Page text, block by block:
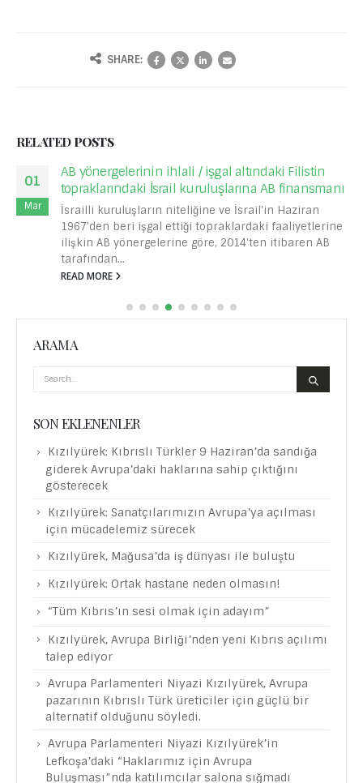
SHARE:
RELATEDPOSTS
03
Haz
George Floyd’un öldürülmesi ve polis memurları
tarafından yapılan ırkçılığa karşı önlemler.
ABD’nin Minneapolis eyaletinde, 25 Mayıs 2020
tarihinde afroamerikan George Floyd, polis memuru
tarafından öldürülmüştür. Gözaltına alınma
sırasında, elleri kelepçeli yüzükoyun...
READ MORE
ARAMA
SON EKLENENLER
Kızılyürek: Kıbrıslı Türkler 9 Haziran’da sandığa
giderek Avrupa’daki haklarına sahip çıktığını
gösterecek
Kızılyürek: Sanatçılarımızın Avrupa’ya açılması
için mücadelemiz sürecek
Kızılyürek, Mağusa’da iş dünyası ile buluştu
Kızılyürek: Ortak hastane neden olmasın!
“Tüm Kıbrıs’ın sesi olmak için adayım”
Kızılyürek, Avrupa Birliği’nden yeni Kıbrıs açılımı
talep ediyor
Avrupa Parlamenteri Niyazi Kızılyürek, Avrupa
pazarının Kıbrıslı Türk üreticiler için güçlü bir
alternatif olduğunu söyledi.
Avrupa Parlamenteri Niyazi Kızılyürek’in
Lefkoşa’daki “Haklarımız için Avrupa
Buluşması”nda katılımcılar salona sığmadı